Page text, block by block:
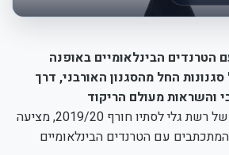
הטרנדים הבינלאומיים באופנה
החל מהסגנון האורבני, דרך
והשראות מעולם הריקוד
קולקציית נעלי הנשים של רשת גלי לסתיו חורף 2019/20, מציעה
עם הטרנדים הבינלאומיים